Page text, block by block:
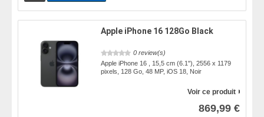
Apple iPhone 16 128Go Black
0 review(s)
Apple iPhone 16 , 15,5 cm (6.1"), 2556 x 1179
pixels, 128 Go, 48 MP, iOS 18, Noir
Voir ce produit
869,99 €